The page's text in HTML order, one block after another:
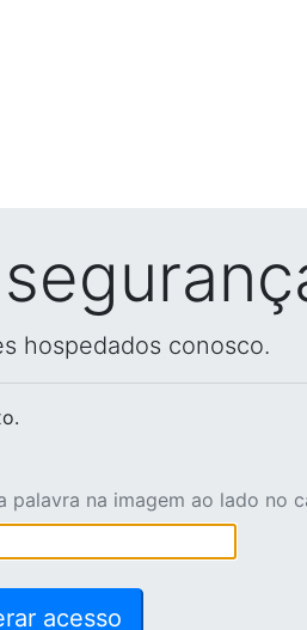
hospedados conosco.
palavra na imagem ao lado no